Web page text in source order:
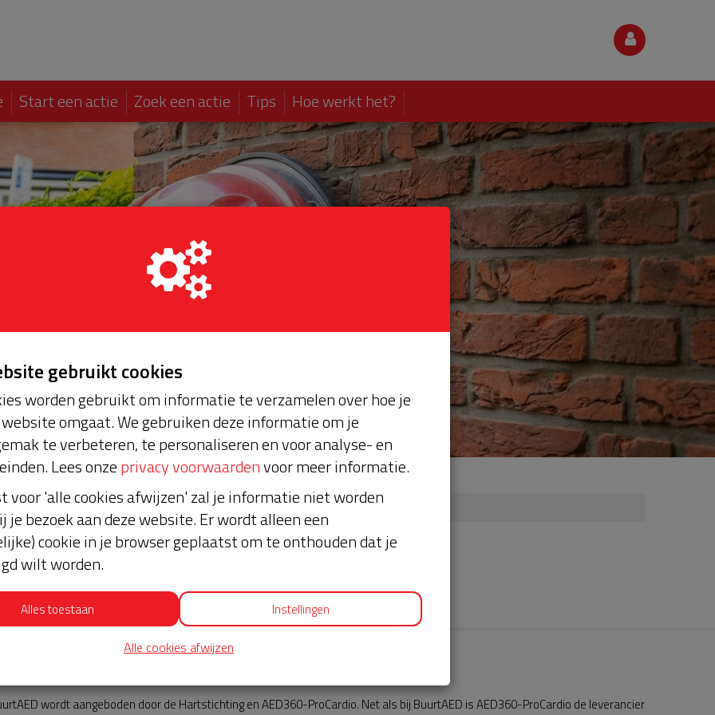
Start een actie Zoek een actie Tips Hoe werkt het?
Nieuws
wordt aangeboden door de Hartstichting en AED360-ProCardio. Net als bij BuurtAED is AED360-ProCardio de leverancier
gebruikt cookies
worden gebruikt om informatie te verzamelen over hoe je
omgaat. We gebruiken deze informatie om je
te verbeteren, te personaliseren en voor analyse- en
Lees onzeprivacy voorwaardenvoor meer informatie.
voor 'alle cookies afwijzen' zal je informatie niet worden
je bezoek aan deze website. Er wordt alleen een
cookie in je browser geplaatst om te onthouden dat je
wilt worden.
Alles toestaan Instellingen
Alle cookies afwijzen